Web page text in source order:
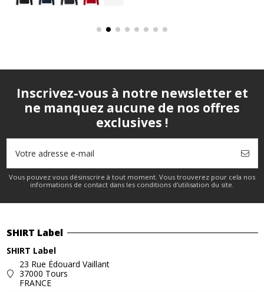
Inscrivez-vous à notre newsletter et
ne manquez aucune de nos offres
exclusives !
Vous pouvez vous désinscrire à tout moment. Vous trouverez pour cela nos
informations de contact dans les conditions d'utilisation du site.
SHIRT Label
SHIRT Label
23 Rue Édouard Vaillant
37000 Tours
FRANCE